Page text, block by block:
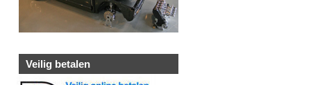
Veilig betalen